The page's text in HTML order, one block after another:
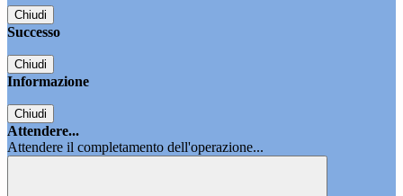
Chiudi
Successo
Chiudi
Informazione
Chiudi
Attendere...
Attendere il completamento dell'operazione...